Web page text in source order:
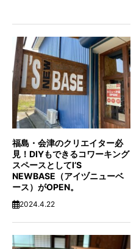
福島・会津のクリエイター必
見！DIYもできるコワーキング
スペースとしてI’S
NEWBASE（アイヅニューベ
ース）がOPEN。
2024.4.22